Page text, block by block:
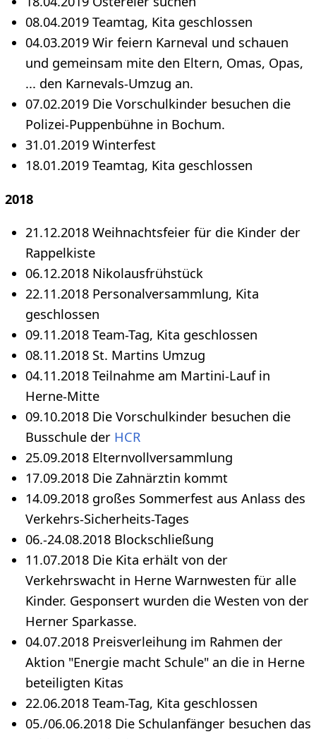
08.04.2019 Teamtag, Kita geschlossen
04.03.2019 Wir feiern Karneval und schauen
und gemeinsam mite den Eltern, Omas, Opas,
... den Karnevals-Umzug an.
07.02.2019 Die Vorschulkinder besuchen die
Polizei-Puppenbühne in Bochum.
31.01.2019 Winterfest
18.01.2019 Teamtag, Kita geschlossen
2018
21.12.2018 Weihnachtsfeier für die Kinder der
Rappelkiste
06.12.2018 Nikolausfrühstück
22.11.2018 Personalversammlung, Kita
geschlossen
09.11.2018 Team-Tag, Kita geschlossen
08.11.2018 St. Martins Umzug
04.11.2018 Teilnahme am Martini-Lauf in
Herne-Mitte
09.10.2018 Die Vorschulkinder besuchen die
Busschule der HCR
25.09.2018 Elternvollversammlung
17.09.2018 Die Zahnärztin kommt
14.09.2018 großes Sommerfest aus Anlass des
Verkehrs-Sicherheits-Tages
06.-24.08.2018 Blockschließung
11.07.2018 Die Kita erhält von der
Verkehrswacht in Herne Warnwesten für alle
Kinder. Gesponsert wurden die Westen von der
Herner Sparkasse.
04.07.2018 Preisverleihung im Rahmen der
Aktion "Energie macht Schule" an die in Herne
beteiligten Kitas
22.06.2018 Team-Tag, Kita geschlossen
05./06.06.2018 Die Schulanfänger besuchen das